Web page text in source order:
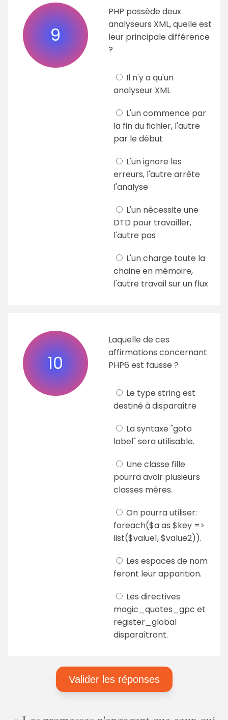
9
PHP possède deux
analyseurs XML, quelle est
leur principale différence
?
Il n'y a qu'un
analyseur XML
L'un commence par
la fin du fichier, l'autre
par le début
L'un ignore les
erreurs, l'autre arrête
l'analyse
L'un nécessite une
DTD pour travailler,
l'autre pas
L'un charge toute la
chaine en mémoire,
l'autre travail sur un flux
10
Laquelle de ces
affirmations concernant
PHP6 est fausse ?
Le type string est
destiné à disparaître
La syntaxe "goto
label" sera utilisable.
Une classe fille
pourra avoir plusieurs
classes mères.
On pourra utiliser:
foreach($a as $key =>
list($value1, $value2)).
Les espaces de nom
feront leur apparition.
Les directives
magic_quotes_gpc et
register_global
disparaîtront.